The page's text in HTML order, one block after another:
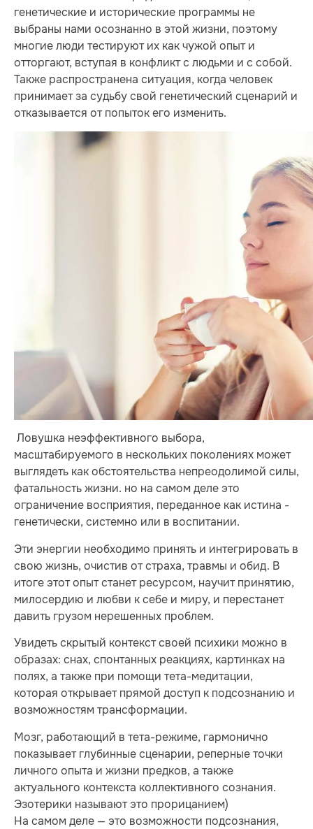
генетические и исторические программы не
выбраны нами осознанно в этой жизни, поэтому
многие люди тестируют их как чужой опыт и
отторгают, вступая в конфликт с людьми и с собой.
Также распространена ситуация, когда человек
принимает за судьбу свой генетический сценарий и
отказывается от попыток его изменить.
Ловушка неэффективного выбора,
масштабируемого в нескольких поколениях может
выглядеть как обстоятельства непреодолимой силы,
фатальность жизни. но на самом деле это
ограничение восприятия, переданное как истина -
генетически, системно или в воспитании.
Эти энергии необходимо принять и интегрировать в
свою жизнь, очистив от страха, травмы и обид. В
итоге этот опыт станет ресурсом, научит принятию,
милосердию и любви к себе и миру, и перестанет
давить грузом нерешенных проблем.
Увидеть скрытый контекст своей психики можно в
образах: снах, спонтанных реакциях, картинках на
полях, а также при помощи тета-медитации,
которая открывает прямой доступ к подсознанию и
возможностям трансформации.
Мозг, работающий в тета-режиме, гармонично
показывает глубинные сценарии, реперные точки
личного опыта и жизни предков, а также
актуального контекста коллективного сознания.
Эзотерики называют это прорицанием)
На самом деле — это возможности подсознания,